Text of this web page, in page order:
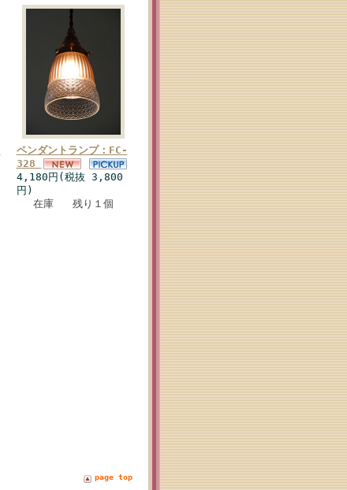
ペンダントランプ：FC-
328
4,180円(税抜 3,800
円)
在庫 残り１個
page top